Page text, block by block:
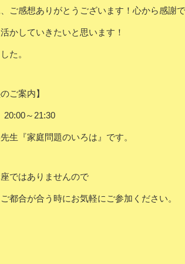
ご感想ありがとうございます！心から感謝
かしていきたいと思います！
た。
ご案内】
～21:30
生『家庭問題のいろは』です。
ではありませんので
都合が合う時にお気軽にご参加ください。